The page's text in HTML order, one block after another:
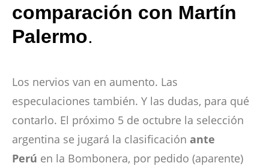
comparación con Martín
Palermo.
Los nervios van en aumento. Las
especulaciones también. Y las dudas, para qué
contarlo. El próximo 5 de octubre la selección
argentina se jugará la clasificación ante
Perú en la Bombonera, por pedido (aparente)